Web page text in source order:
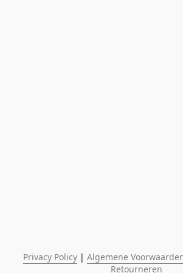
Privacy Policy | Algemene
Retourneren